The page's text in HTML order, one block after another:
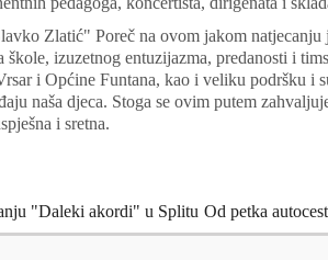
Zlatić" Poreč na ovom jakom natjecanju
izuzetnog entuzijazma, predanosti i
i Općine Funtana, kao i veliku podršku i
naša djeca. Stoga se ovim putem
i sretna.
"Daleki akordi" u Splitu Od petka